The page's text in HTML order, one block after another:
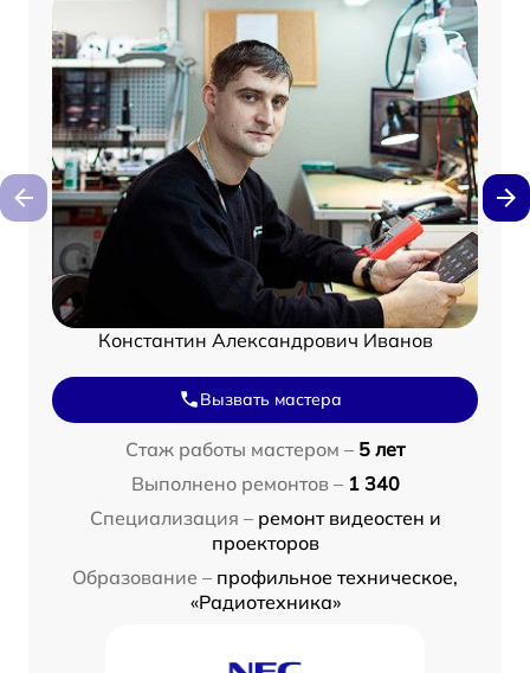
Константин Александрович Иванов
Вызвать мастера
Стаж работы мастером – 5 лет
Выполнено ремонтов – 1 340
Специализация – ремонт видеостен и
проекторов
Образование – профильное техническое,
«Радиотехника»